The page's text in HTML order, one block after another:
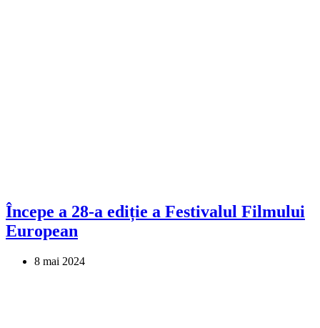
Începe a 28-a ediție a Festivalul Filmului
European
8 mai 2024